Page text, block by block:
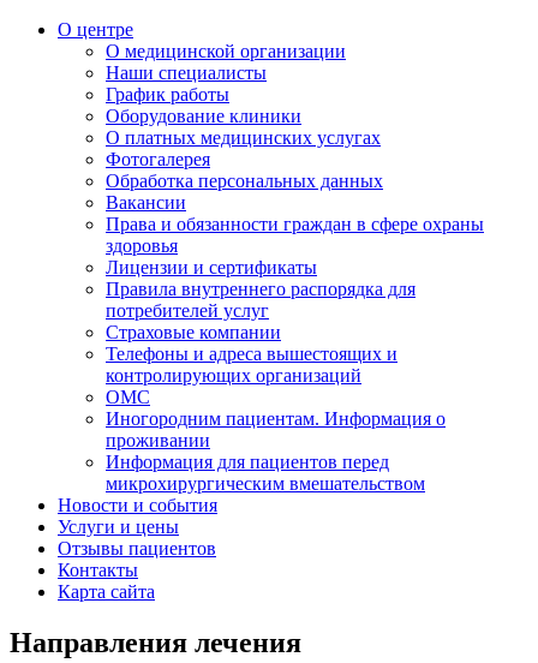
О центре
О медицинской организации
Наши специалисты
График работы
Оборудование клиники
О платных медицинских услугах
Фотогалерея
Обработка персональных данных
Вакансии
Права и обязанности граждан в сфере охраны
здоровья
Лицензии и сертификаты
Правила внутреннего распорядка для
потребителей услуг
Страховые компании
Телефоны и адреса вышестоящих и
контролирующих организаций
ОМС
Иногородним пациентам. Информация о
проживании
Информация для пациентов перед
микрохирургическим вмешательством
Новости и события
Услуги и цены
Отзывы пациентов
Контакты
Карта сайта
Направления лечения